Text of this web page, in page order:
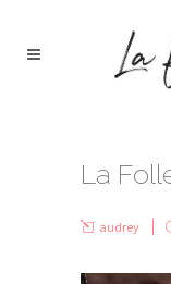
La
audrey